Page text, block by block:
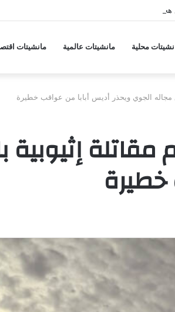
منسقة من حلفاء لإيران
محلية مانشيتات عالمية مانشيتات
مجاله الجوي ويحذر أديس أبابا من عواقب خطيرة
إثيوبية